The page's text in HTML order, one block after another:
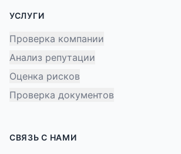
УСЛУГИ
Проверка компании
Анализ репутации
Оценка рисков
Проверка документов
СВЯЗЬ С НАМИ